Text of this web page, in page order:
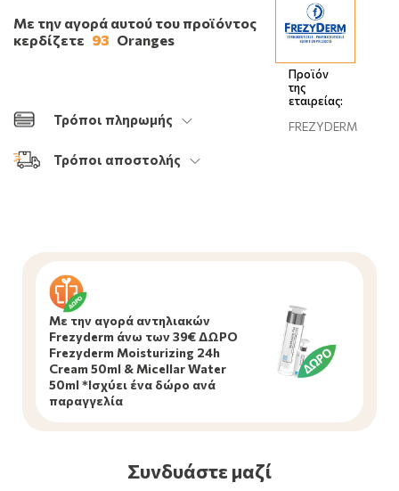
Με την αγορά αυτού του προϊόντος
κερδίζετε 93 Oranges
Τρόποι πληρωμής
Τρόποι αποστολής
Προϊόν
της
εταιρείας:
FREZYDERM
Mε την αγορά αντηλιακών
Frezyderm άνω των 39€ ΔΩΡΟ
Frezyderm Moisturizing 24h
Cream 50ml & Micellar Water
50ml *Ισχύει ένα δώρο ανά
παραγγελία
Συνδυάστε μαζί